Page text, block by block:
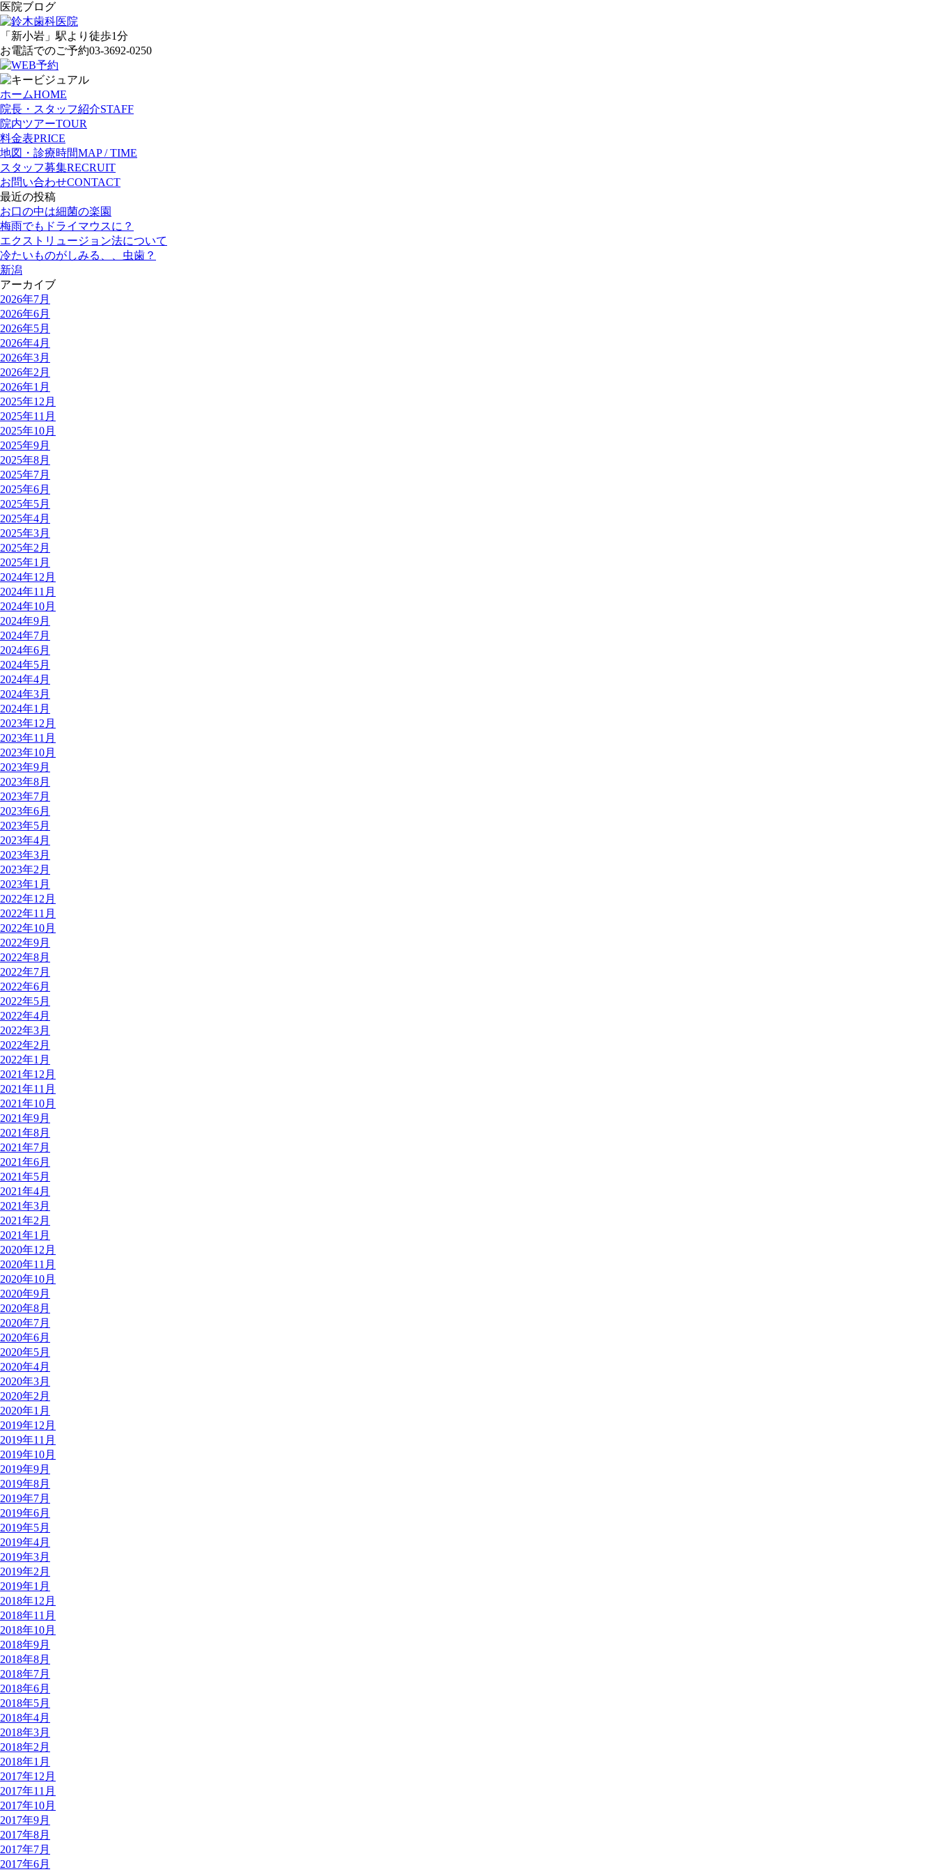
医院ブログ
「新小岩」 駅より徒歩1分
お電話でのご予約03-3692-0250
ホームHOME
院長・スタッフ紹介STAFF
院内ツアーTOUR
料金表PRICE
地図・診療時間MAP / TIME
スタッフ募集RECRUIT
お問い合わせCONTACT
最近の投稿
お口の中は細菌の楽園
梅雨でもドライマウスに？
エクストリュージョン法について
冷たいものがしみる、、虫歯？
新潟
アーカイブ
2026年7月
2026年6月
2026年5月
2026年4月
2026年3月
2026年2月
2026年1月
2025年12月
2025年11月
2025年10月
2025年9月
2025年8月
2025年7月
2025年6月
2025年5月
2025年4月
2025年3月
2025年2月
2025年1月
2024年12月
2024年11月
2024年10月
2024年9月
2024年7月
2024年6月
2024年5月
2024年4月
2024年3月
2024年1月
2023年12月
2023年11月
2023年10月
2023年9月
2023年8月
2023年7月
2023年6月
2023年5月
2023年4月
2023年3月
2023年2月
2023年1月
2022年12月
2022年11月
2022年10月
2022年9月
2022年8月
2022年7月
2022年6月
2022年5月
2022年4月
2022年3月
2022年2月
2022年1月
2021年12月
2021年11月
2021年10月
2021年9月
2021年8月
2021年7月
2021年6月
2021年5月
2021年4月
2021年3月
2021年2月
2021年1月
2020年12月
2020年11月
2020年10月
2020年9月
2020年8月
2020年7月
2020年6月
2020年5月
2020年4月
2020年3月
2020年2月
2020年1月
2019年12月
2019年11月
2019年10月
2019年9月
2019年8月
2019年7月
2019年6月
2019年5月
2019年4月
2019年3月
2019年2月
2019年1月
2018年12月
2018年11月
2018年10月
2018年9月
2018年8月
2018年7月
2018年6月
2018年5月
2018年4月
2018年3月
2018年2月
2018年1月
2017年12月
2017年11月
2017年10月
2017年9月
2017年8月
2017年7月
2017年6月